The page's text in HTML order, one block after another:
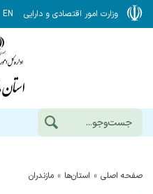
وزارت امور اقتصادی و دارایی EN
صفحه اصلی استان‌ها مازندران